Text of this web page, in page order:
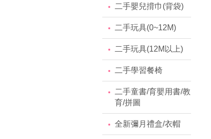
二手嬰兒揹巾(背袋)
二手玩具(0~12M)
二手玩具(12M以上)
二手學習餐椅
二手童書/育嬰用書/教
育/拼圖
全新彌月禮盒/衣帽